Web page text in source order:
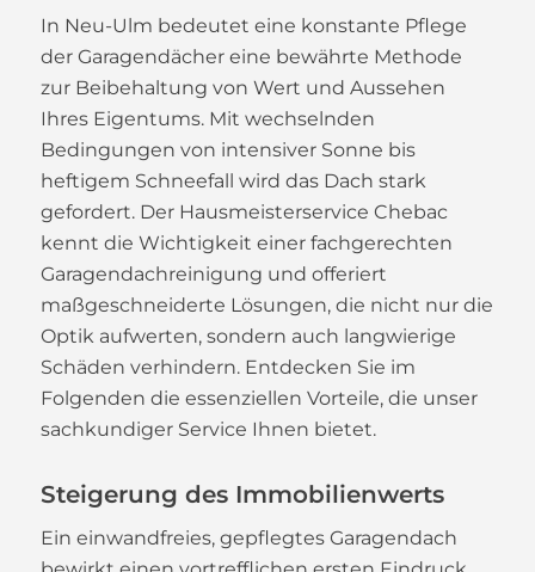
In Neu-Ulm bedeutet eine konstante Pflege
der Garagendächer eine bewährte Methode
zur Beibehaltung von Wert und Aussehen
Ihres Eigentums. Mit wechselnden
Bedingungen von intensiver Sonne bis
heftigem Schneefall wird das Dach stark
gefordert. Der Hausmeisterservice Chebac
kennt die Wichtigkeit einer fachgerechten
Garagendachreinigung und offeriert
maßgeschneiderte Lösungen, die nicht nur die
Optik aufwerten, sondern auch langwierige
Schäden verhindern. Entdecken Sie im
Folgenden die essenziellen Vorteile, die unser
sachkundiger Service Ihnen bietet.
Steigerung des Immobilienwerts
Ein einwandfreies, gepflegtes Garagendach